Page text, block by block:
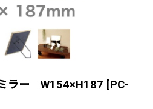
ミラー W154×H187 [PC-